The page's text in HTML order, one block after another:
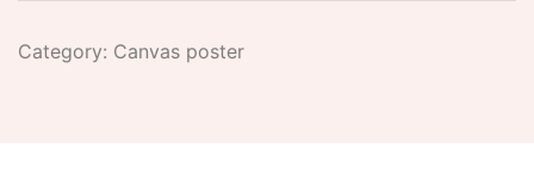
Category: Canvas poster